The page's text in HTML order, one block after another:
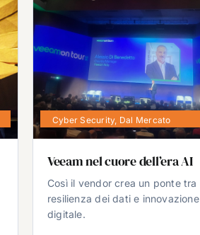
Cyber Security, Dal Mercato
Veeam nel cuore dell’era AI
Così il vendor crea un ponte tra
resilienza dei dati e innovazione
digitale.